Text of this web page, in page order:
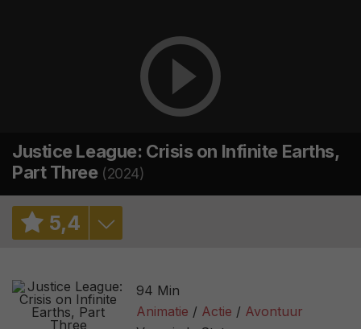
Justice League: Crisis on Infinite Earths,
Part Three (2024)
5,4
20%/ 5
94 Min
Animatie
Actie
Avontuur